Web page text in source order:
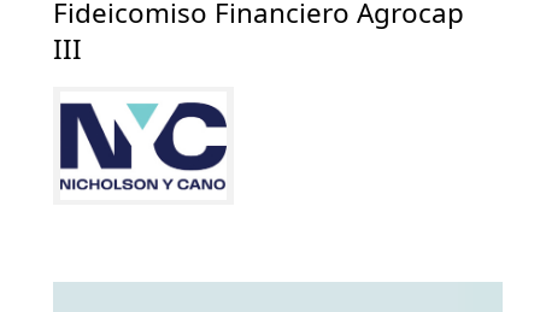
Fideicomiso Financiero Agrocap
III